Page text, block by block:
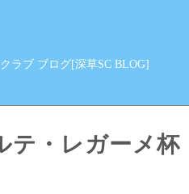
ラブ ブログ[深草SC BLOG]
テ・レガーメ杯